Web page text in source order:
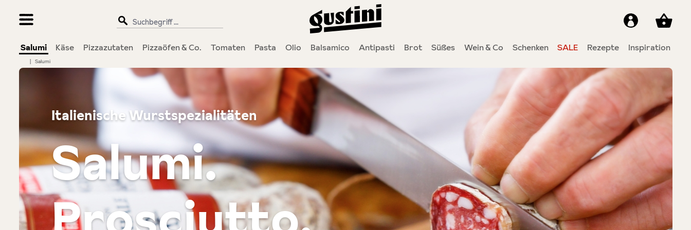
Salumi Käse Pizzazutaten Pizzaöfen & Co. Tomaten Pasta Olio Balsamico Antipasti Brot Süßes Wein & Co Schenken SALE Rezepte Inspiration
| Salumi
Italienische Wurstspezialitäten
Salumi.